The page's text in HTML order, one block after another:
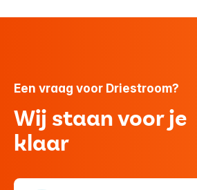
Een vraag voor Driestroom?
Wij staan voor je
klaar